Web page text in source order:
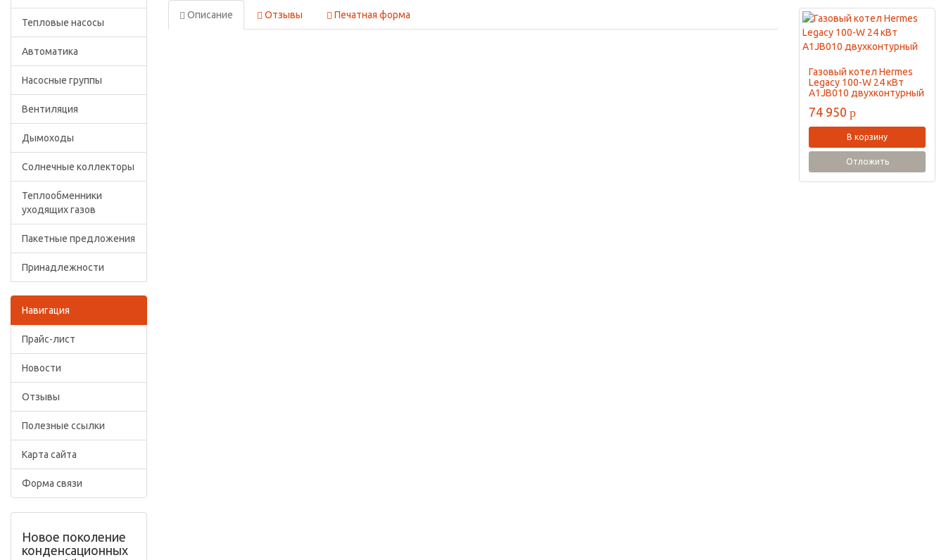
Тепловые насосы
Автоматика
Насосные группы
Вентиляция
Дымоходы
Солнечные коллекторы
Теплообменники
уходящих газов
Пакетные предложения
Принадлежности
Навигация
Прайс-лист
Новости
Отзывы
Полезные ссылки
Карта сайта
Форма связи
Новое поколение
конденсационных
Описание Отзывы Печатная форма
Газовый котел Hermes
Legacy 100-W 24 кВт
A1JB010 двухконтурный
74 950 p
В корзину
Отложить